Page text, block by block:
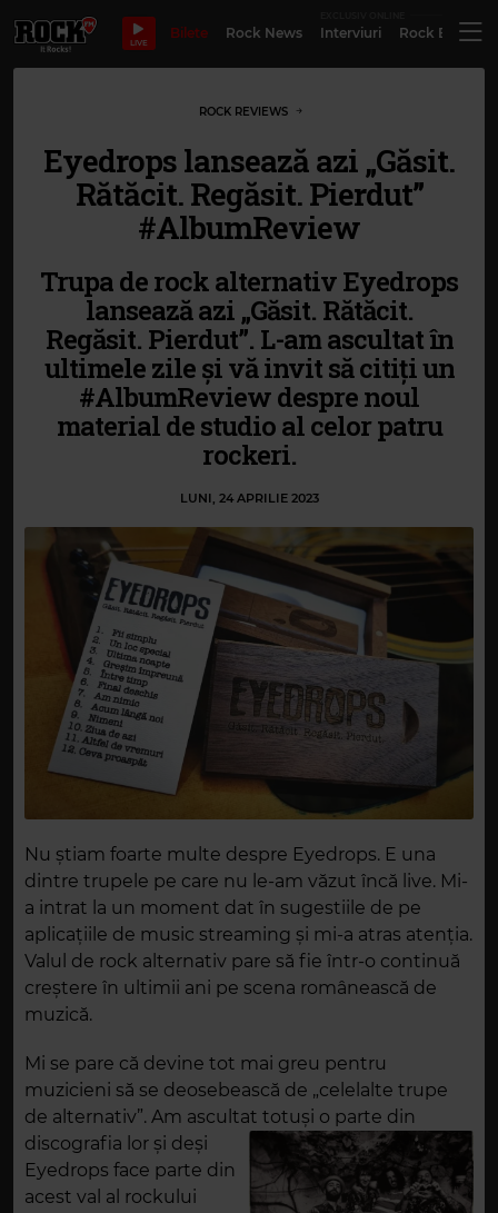
LIVE
Bilete Rock News Interviuri Rock
ROCK REVIEWS
Eyedrops lansează azi „Găsit.
Rătăcit. Regăsit. Pierdut”
#AlbumReview
Trupa de rock alternativ Eyedrops
lansează azi „Găsit. Rătăcit.
Regăsit. Pierdut”. L-am ascultat în
ultimele zile și vă invit să citiți un
#AlbumReview despre noul
material de studio al celor patru
rockeri.
LUNI, 24 APRILIE 2023
Nu știam foarte multe despre Eyedrops. E una
dintre trupele pe care nu le-am văzut încă live. Mi-
a intrat la un moment dat în sugestiile de pe
aplicațiile de music streaming și mi-a atras atenția.
Valul de rock alternativ pare să fie într-o continuă
creștere în ultimii ani pe scena românească de
muzică.
Mi se pare că devine tot mai greu pentru
muzicieni să se deosebească de „celelalte trupe
de alternativ”. Am ascultat totuși o parte din
discografia lor și deși
Eyedrops face parte din
acest val al rockului